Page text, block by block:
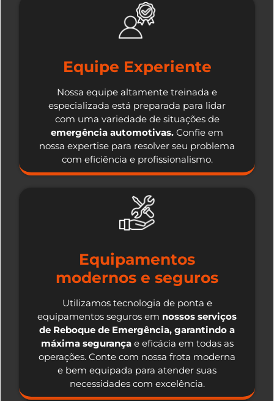
Equipe Experiente
Nossa equipe altamente treinada e
especializada está preparada para lidar
com uma variedade de situações de
emergência automotivas. Confie em
nossa expertise para resolver seu problema
com eficiência e profissionalismo.
Equipamentos
modernos e seguros
Utilizamos tecnologia de ponta e
equipamentos seguros em nossos serviços
de Reboque de Emergência, garantindo a
máxima segurançae eficácia em todas as
operações. Conte com nossa frota moderna
e bem equipada para atender suas
necessidades com excelência.